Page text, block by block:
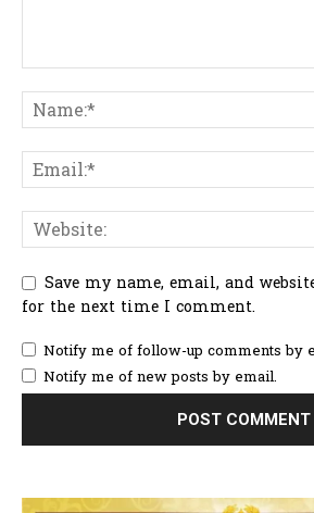
Save my name, email, and
for the next time I comment.
Notify me of follow-up comments by
Notify me of new posts by email.